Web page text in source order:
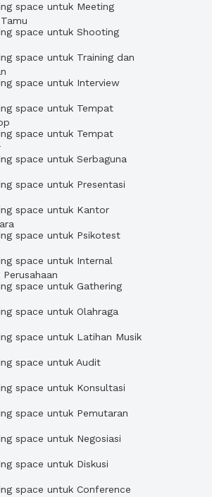
space untuk Meeting
space untuk Shooting
space untuk Training dan
space untuk Interview
space untuk Tempat
space untuk Tempat
space untuk Serbaguna
space untuk Presentasi
space untuk Kantor
space untuk Psikotest
space untuk Internal
space untuk Gathering
space untuk Olahraga
space untuk Latihan Musik
space untuk Audit
space untuk Konsultasi
space untuk Pemutaran
space untuk Negosiasi
space untuk Diskusi
space untuk Conference